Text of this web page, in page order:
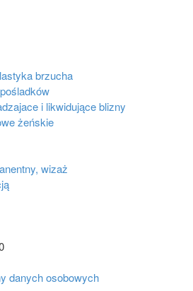
brzucha
i likwidujące blizny
żeńskie
wizaż
danych osobowych